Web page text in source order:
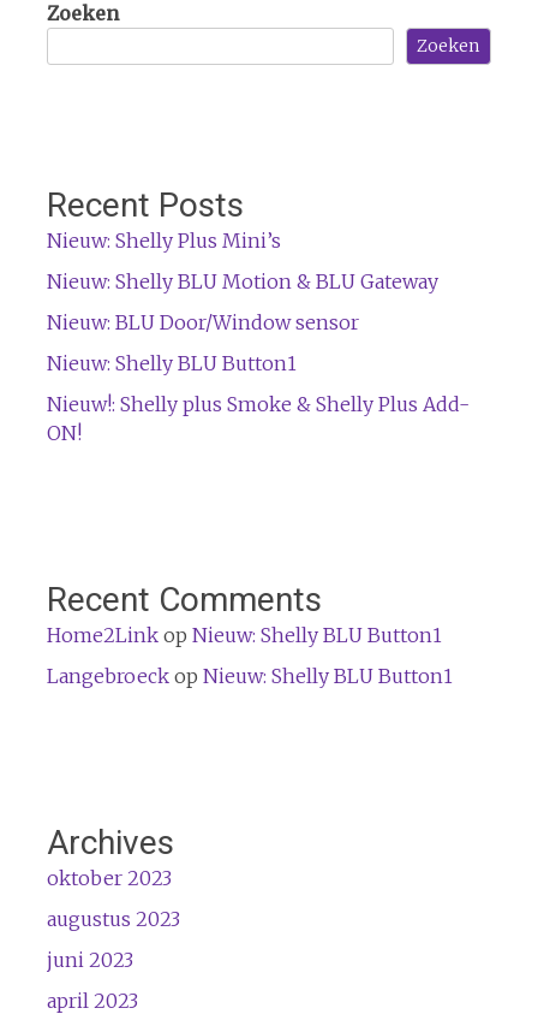
Zoeken
Zoeken
Recent Posts
Nieuw: Shelly Plus Mini’s
Nieuw: Shelly BLU Motion & BLU Gateway
Nieuw: BLU Door/Window sensor
Nieuw: Shelly BLU Button1
Nieuw!: Shelly plus Smoke & Shelly Plus Add-
ON!
Recent Comments
Home2Linkop Nieuw: Shelly BLU Button1
Langebroeckop Nieuw: Shelly BLU Button1
Archives
oktober 2023
augustus 2023
juni 2023
april 2023